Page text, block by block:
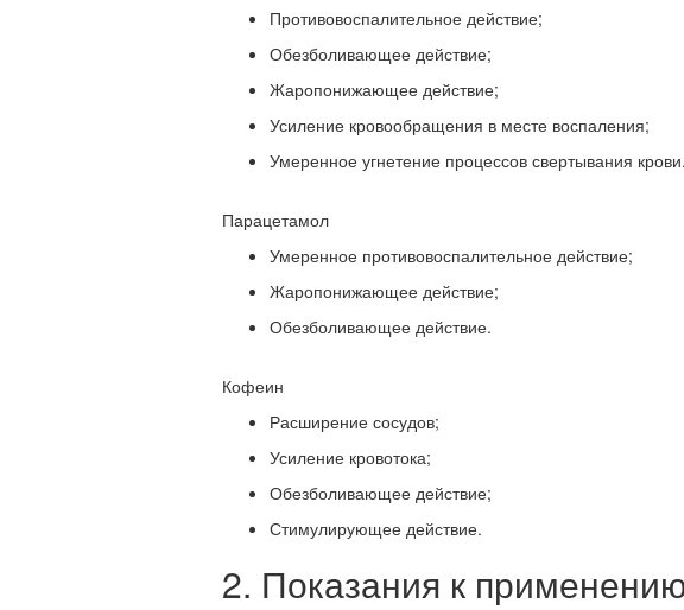
Противовоспалительное действие;
Обезболивающее действие;
Жаропонижающее действие;
Усиление кровообращения в месте воспаления;
Умеренное угнетение процессов свертывания крови.
Парацетамол
Умеренное противовоспалительное действие;
Жаропонижающее действие;
Обезболивающее действие.
Кофеин
Расширение сосудов;
Усиление кровотока;
Обезболивающее действие;
Стимулирующее действие.
2. Показания к